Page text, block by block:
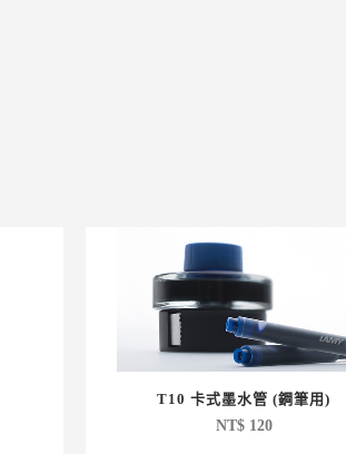
T10 卡式墨水管 (鋼筆用)
NT$120